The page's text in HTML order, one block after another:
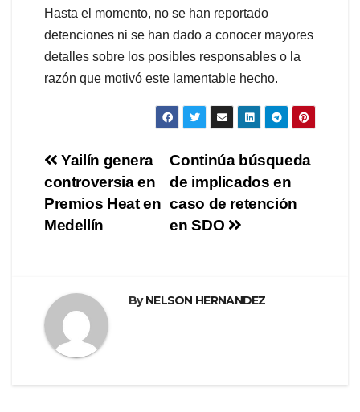
Hasta el momento, no se han reportado
detenciones ni se han dado a conocer mayores
detalles sobre los posibles responsables o la
razón que motivó este lamentable hecho.
Navegación
de
entradas
Continúa búsqueda
de implicados en
caso de retención
en SDO
Yailín genera
controversia en
Premios Heat en
Medellín
ByNELSON HERNANDEZ